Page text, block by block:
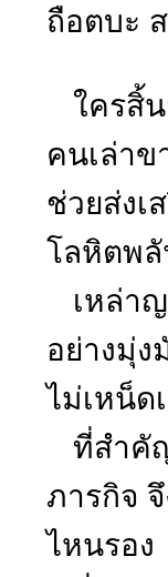
ถือตบะ
ใครสิ้น
คนเล่าข
ช่วยส่ง
โลหิตพ
เหล่า
อย่างมุ่
ไม่เหน็
ที่สำคั
ภารกิจ
ไหนรอง